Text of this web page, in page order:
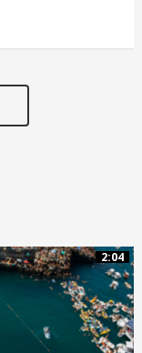
2:04